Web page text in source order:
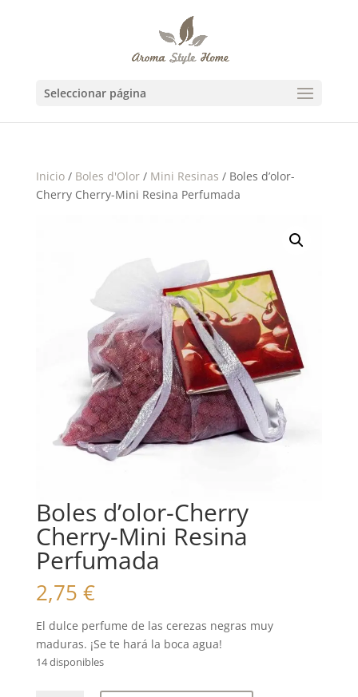
Seleccionar página
Inicio/ Boles d'Olor/ Mini Resinas / Boles d’olor-
Cherry Cherry-Mini Resina Perfumada
Boles d’olor-Cherry
Cherry-Mini Resina
Perfumada
2,75 €
El dulce perfume de las cerezas negras muy
maduras. ¡Se te hará la boca agua!
14 disponibles